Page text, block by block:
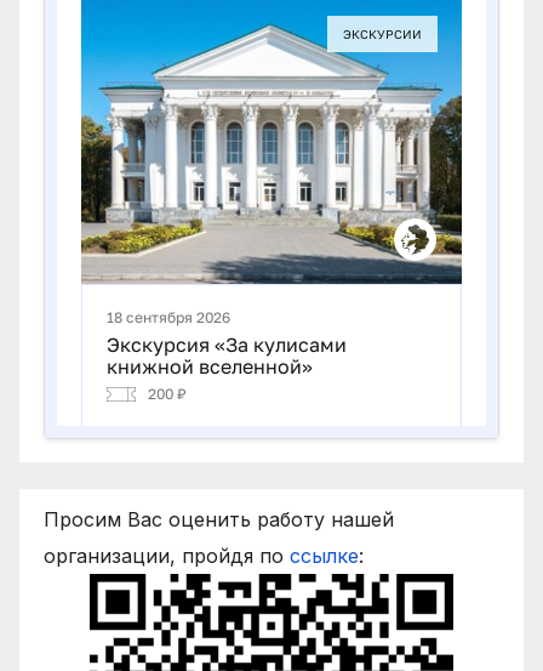
Просим Вас оценить работу нашей
организации, пройдя по ссылке: